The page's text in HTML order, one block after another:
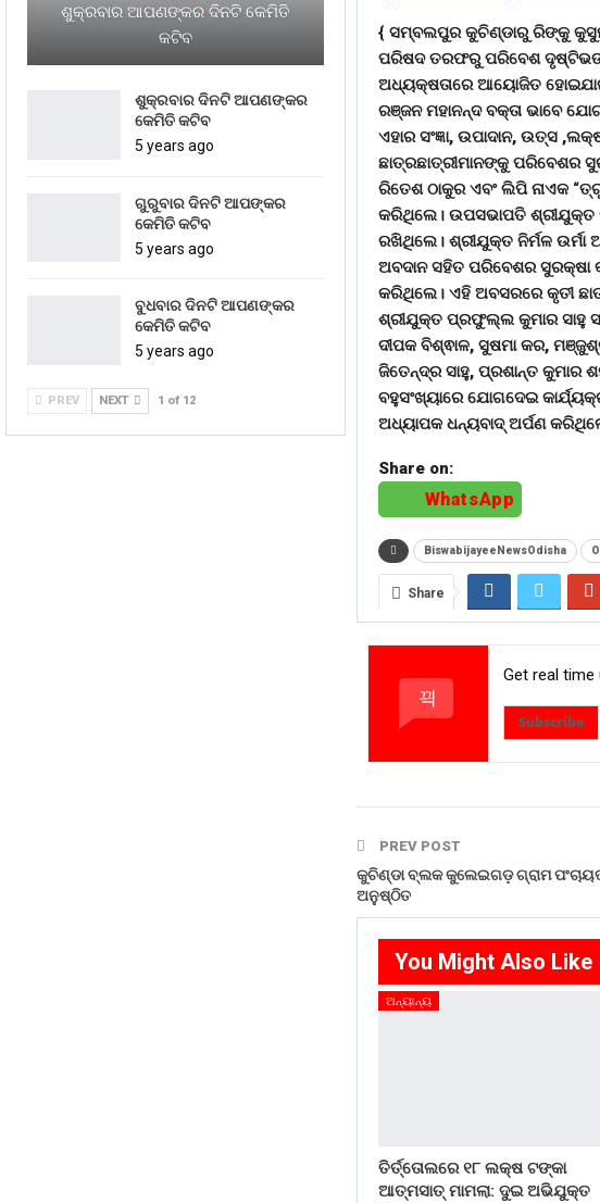
{ ସମ୍ବଲପୁର କୁଚିଣ୍ଡାରୁ ରିଙ୍କୁ
ପରିଷଦ ତରଫରୁ ପରିବେଶ
ଅଧ୍ୟକ୍ଷତାରେ ଆୟୋଜିତ
ରଞ୍ଜନ ମହାନନ୍ଦ ବକ୍ତା ଭାବେ
ଏହାର ସଂଜ୍ଞା, ଉପାଦାନ, ଉତ୍ସ
ଛାତ୍ରଛାତ୍ରୀମାନଙ୍କୁ ପରିବେଶର
ରିତେଶ ଠାକୁର ଏବଂ ଲିପି ନାଏକ
କରିଥିଲେ। ଉପସଭାପତି ଶ୍ରୀଯୁକ୍ତ
ରଖିଥିଲେ। ଶ୍ରୀଯୁକ୍ତ ନିର୍ମଳ ଉର୍ମା
ଅବଦାନ ସହିତ ପରିବେଶର ସୁରକ୍ଷା
କରିଥିଲେ। ଏହି ଅବସରରେ କୃତୀ
ଶ୍ରୀଯୁକ୍ତ ପ୍ରଫୁଲ୍ଲ କୁମାର ସାହୁ
ଦୀପକ ବିଶ୍ଵାଳ, ସୁଷମା କର,
ଜିତେନ୍ଦ୍ର ସାହୁ, ପ୍ରଶାନ୍ତ କୁମାର
ବହୁସଂଖ୍ୟାରେ ଯୋଗଦେଇ
ଅଧ୍ୟାପକ ଧନ୍ୟବାଦ୍ ଅର୍ପଣ
Share on:
WhatsApp
BiswabijayeeNewsOdisha
Share
Get real time
Subscribe
PREV POST
କୁଚିଣ୍ଡା ବ୍ଲକ କୁଲେଇଗଡ଼ ଗ୍ରାମ
ଅନୁଷ୍ଠିତ
You Might Also Like
ଅନ୍ୟାନ୍ୟ
ତିର୍ତ୍ତୋଲରେ ୧୮ ଲକ୍ଷ ଟଙ୍କା
ଆତ୍ମସାତ୍ ମାମଲା: ଦୁଇ ଅଭିଯୁକ୍ତ
ଶୁକ୍ରବାର ଆପଣଙ୍କର ଦିନଟି କେମିତି
କଟିବ
ଶୁକ୍ରବାର ଦିନଟି ଆପଣଙ୍କର
କେମିତି କଟିବ
5 years ago
ଗୁରୁବାର ଦିନଟି ଆପଙ୍କର
କେମିତି କଟିବ
5 years ago
ବୁଧବାର ଦିନଟି ଆପଣଙ୍କର
କେମିତି କଟିବ
5 years ago
PREV NEXT 1 of 12